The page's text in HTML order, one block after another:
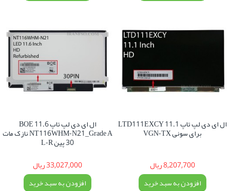
ال ای دی لپ تاپ 11.1 LTD111EXCY
برای سونی VGN-TX
8,207,700 ریال
افزودن به سبد خرید
ال ای دی لپ تاپ 11.6 BOE
NT116WHM-N21_Grade A نازک مات
30 پین L-R
33,027,000 ریال
افزودن به سبد خرید